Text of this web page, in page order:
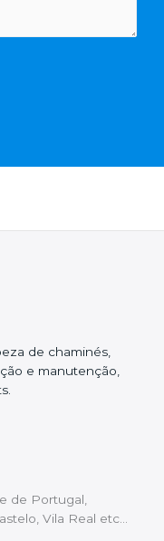
de chaminés,
e manutenção,
de Portugal,
Vila Real etc…